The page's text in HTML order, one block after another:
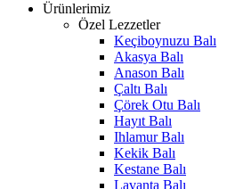
Ürünlerimiz
Özel Lezzetler
Keçiboynuzu Balı
Akasya Balı
Anason Balı
Çaltı Balı
Çörek Otu Balı
Hayıt Balı
Ihlamur Balı
Kekik Balı
Kestane Balı
Lavanta Balı